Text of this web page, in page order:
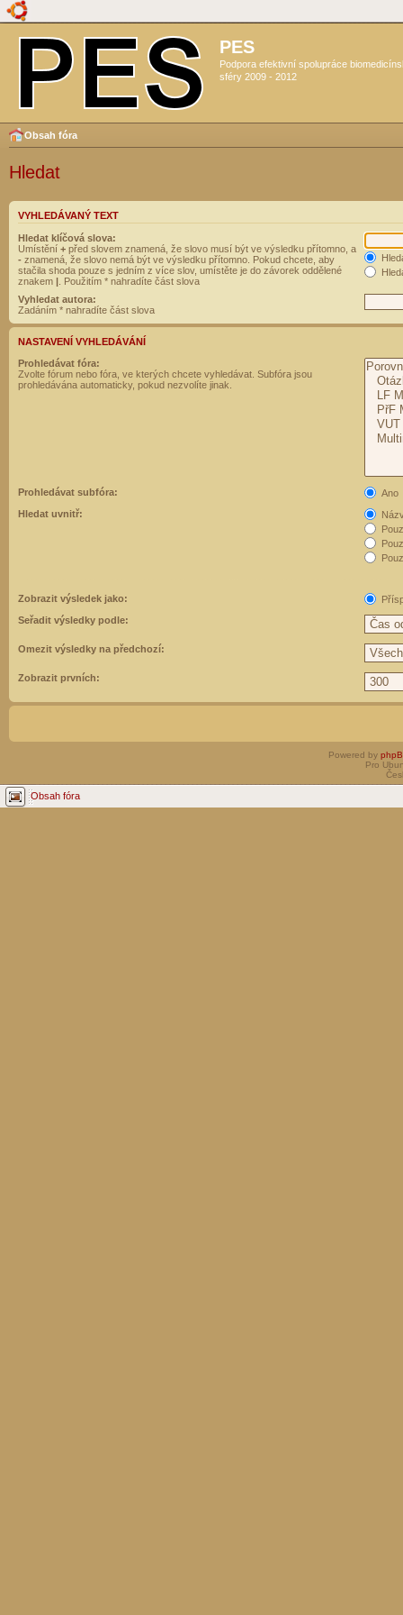
PES
Podpora efektivní spolupráce
sféry 2009 - 2012
Obsah fóra
Hledat
VYHLEDÁVANÝ TEXT
Hledat klíčová slova:
Umístění + před slovem znamená, že slovo musí být ve výsledku přítomno, a
- znamená, že slovo nemá být ve výsledku přítomno. Pokud chcete, aby
stačila shoda pouze s jedním z více slov, umístěte je do závorek oddělené
znakem | . Použitím * nahradíte část slova
Vyhledat autora:
Zadáním * nahradíte část slova
NASTAVENÍ VYHLEDÁVÁNÍ
Prohledávat fóra:
Zvolte fórum nebo fóra, ve kterých chcete vyhledávat. Subfóra jsou
prohledávána automaticky, pokud nezvolíte jinak.
Prohledávat subfóra:
Ano
Hledat uvnitř:
Zobrazit výsledek jako:
Seřadit výsledky podle:
Omezit výsledky na předchozí:
Zobrazit prvních:
Powered by
Pro
Obsah fóra